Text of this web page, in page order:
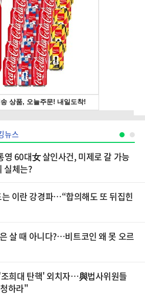
뉴스
60대女 살인사건, 미제로 갈 가능
실체는?
이란 강경파…“합의해도 또 뒤집힌
살 때 아니다?…비트코인 왜 못 오르
희대 탄핵' 외치자…與법사위원들
하라"